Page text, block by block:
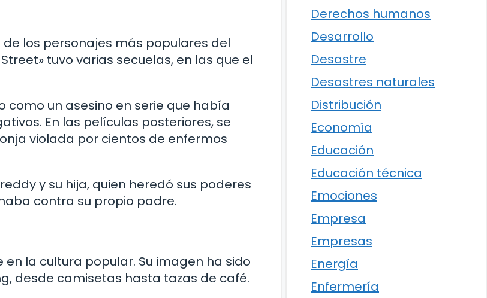
los personajes más populares del
tuvo varias secuelas, en las que el
como un asesino en serie que había
En las películas posteriores, se
violada por cientos de enfermos
y su hija, quien heredó sus poderes
contra su propio padre.
la cultura popular. Su imagen ha sido
desde camisetas hasta tazas de café.
Derechos humanos
Desarrollo
Desastre
Desastres naturales
Distribución
Economía
Educación
Educación técnica
Emociones
Empresa
Empresas
Energía
Enfermería